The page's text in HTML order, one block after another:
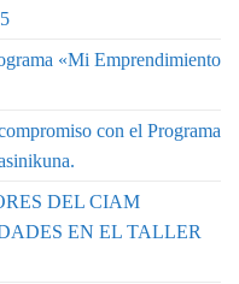
«Mi Emprendimiento
con el Programa
DEL CIAM
EN EL TALLER